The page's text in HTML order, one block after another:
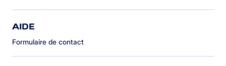
AIDE
Formulaire de contact